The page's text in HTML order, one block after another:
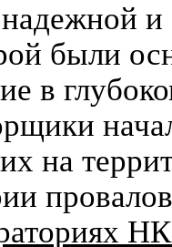
и
были
в
на